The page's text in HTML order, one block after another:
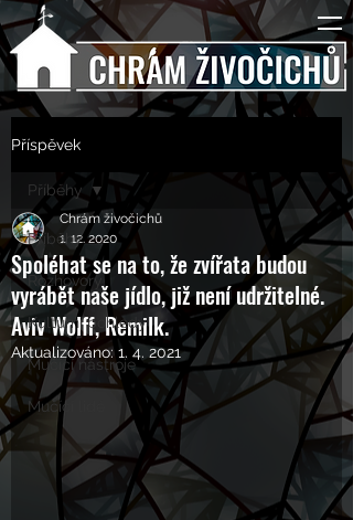
Příspěvek
Příběhy
Rozhovory
Kulturní pohledy
Mučící nástroje
Mučící lidé
Příběhy
Spoléhat se na to, že zvířata budou
vyrábět naše jídlo, již není udržitelné.
Aviv Wolff, Remilk.
Chrám živočichů
1. 12. 2020
Aktualizováno:1. 4. 2021